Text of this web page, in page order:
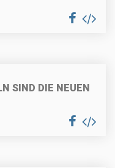
SIND DIE NEUEN